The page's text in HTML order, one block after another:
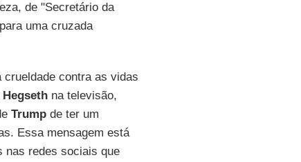
de "Secretário da
uma cruzada
contra as vidas
Hegsethna televisão,
Trumpde ter um
Essa mensagem está
nas redes sociais que